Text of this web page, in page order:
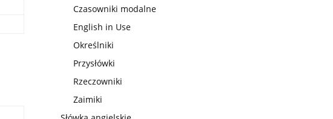
Czasowniki modalne
English in Use
Określniki
Przysłówki
Rzeczowniki
Zaimiki